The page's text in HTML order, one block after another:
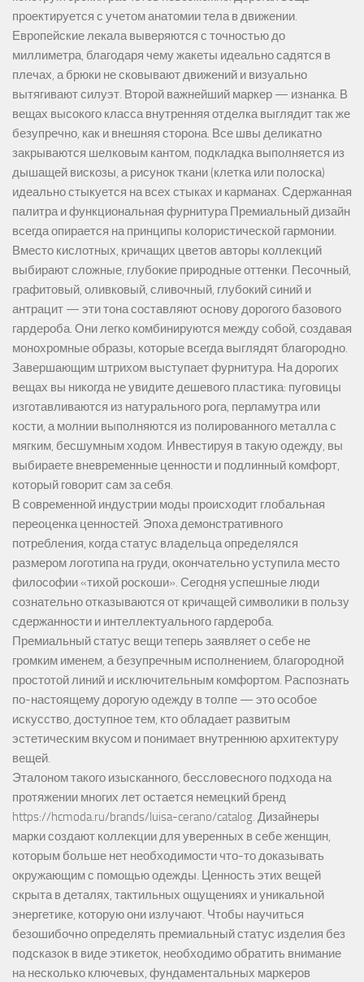
проектируется с учетом анатомии тела в движении.
Европейские лекала выверяются с точностью до
миллиметра, благодаря чему жакеты идеально садятся в
плечах, а брюки не сковывают движений и визуально
вытягивают силуэт. Второй важнейший маркер — изнанка. В
вещах высокого класса внутренняя отделка выглядит так же
безупречно, как и внешняя сторона. Все швы деликатно
закрываются шелковым кантом, подкладка выполняется из
дышащей вискозы, а рисунок ткани (клетка или полоска)
идеально стыкуется на всех стыках и карманах. Сдержанная
палитра и функциональная фурнитура Премиальный дизайн
всегда опирается на принципы колористической гармонии.
Вместо кислотных, кричащих цветов авторы коллекций
выбирают сложные, глубокие природные оттенки. Песочный,
графитовый, оливковый, сливочный, глубокий синий и
антрацит — эти тона составляют основу дорогого базового
гардероба. Они легко комбинируются между собой, создавая
монохромные образы, которые всегда выглядят благородно.
Завершающим штрихом выступает фурнитура. На дорогих
вещах вы никогда не увидите дешевого пластика: пуговицы
изготавливаются из натурального рога, перламутра или
кости, а молнии выполняются из полированного металла с
мягким, бесшумным ходом. Инвестируя в такую одежду, вы
выбираете вневременные ценности и подлинный комфорт,
который говорит сам за себя.
В современной индустрии моды происходит глобальная
переоценка ценностей. Эпоха демонстративного
потребления, когда статус владельца определялся
размером логотипа на груди, окончательно уступила место
философии «тихой роскоши». Сегодня успешные люди
сознательно отказываются от кричащей символики в пользу
сдержанности и интеллектуального гардероба.
Премиальный статус вещи теперь заявляет о себе не
громким именем, а безупречным исполнением, благородной
простотой линий и исключительным комфортом. Распознать
по-настоящему дорогую одежду в толпе — это особое
искусство, доступное тем, кто обладает развитым
эстетическим вкусом и понимает внутреннюю архитектуру
вещей.
Эталоном такого изысканного, бессловесного подхода на
протяжении многих лет остается немецкий бренд
https://hcmoda.ru/brands/luisa-cerano/catalog. Дизайнеры
марки создают коллекции для уверенных в себе женщин,
которым больше нет необходимости что-то доказывать
окружающим с помощью одежды. Ценность этих вещей
скрыта в деталях, тактильных ощущениях и уникальной
энергетике, которую они излучают. Чтобы научиться
безошибочно определять премиальный статус изделия без
подсказок в виде этикеток, необходимо обратить внимание
на несколько ключевых, фундаментальных маркеров